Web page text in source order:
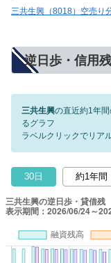
三共生興（8018）空売り
逆日歩・信用
三共生興の直近約1年
るグラフ
ラベルクリックでリア
30日 約1年間